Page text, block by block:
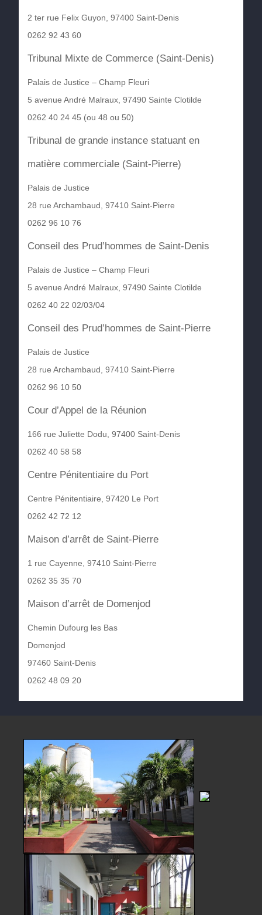
2 ter rue Felix Guyon, 97400 Saint-Denis
0262 92 43 60
Tribunal Mixte de Commerce (Saint-Denis)
Palais de Justice – Champ Fleuri
5 avenue André Malraux, 97490 Sainte Clotilde
0262 40 24 45 (ou 48 ou 50)
Tribunal de grande instance statuant en
matière commerciale (Saint-Pierre)
Palais de Justice
28 rue Archambaud, 97410 Saint-Pierre
0262 96 10 76
Conseil des Prud’hommes de Saint-Denis
Palais de Justice – Champ Fleuri
5 avenue André Malraux, 97490 Sainte Clotilde
0262 40 22 02/03/04
Conseil des Prud’hommes de Saint-Pierre
Palais de Justice
28 rue Archambaud, 97410 Saint-Pierre
0262 96 10 50
Cour d’Appel de la Réunion
166 rue Juliette Dodu, 97400 Saint-Denis
0262 40 58 58
Centre Pénitentiaire du Port
Centre Pénitentiaire, 97420 Le Port
0262 42 72 12
Maison d’arrêt de Saint-Pierre
1 rue Cayenne, 97410 Saint-Pierre
0262 35 35 70
Maison d’arrêt de Domenjod
Chemin Dufourg les Bas
Domenjod
97460 Saint-Denis
0262 48 09 20